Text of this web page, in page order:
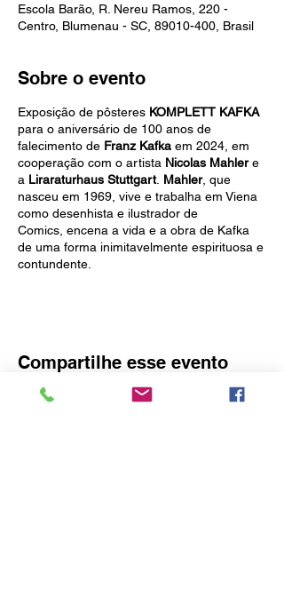
Escola Barão, R. Nereu Ramos, 220 -
Centro, Blumenau - SC, 89010-400, Brasil
Sobre o evento
Exposição de pôsteres KOMPLETT KAFKA
para o aniversário de 100 anos de
falecimento de Franz Kafka em 2024, em
cooperação com o artista Nicolas Mahlere
a Liraraturhaus Stuttgart. Mahler, que
nasceu em 1969, vive e trabalha em Viena
como desenhista e ilustrador de
Comics, encena a vida e a obra de Kafka
de uma forma inimitavelmente espirituosa e
contundente.
Compartilhe esse evento